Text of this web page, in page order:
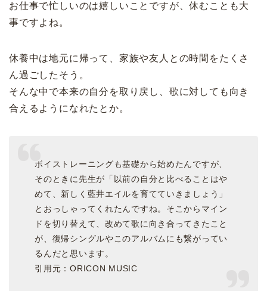
お仕事で忙しいのは嬉しいことですが、休むことも大
事ですよね。
休養中は地元に帰って、家族や友人との時間をたくさ
ん過ごしたそう。
そんな中で本来の自分を取り戻し、歌に対しても向き
合えるようになれたとか。
ボイストレーニングも基礎から始めたんですが、
そのときに先生が「以前の自分と比べることはや
めて、新しく藍井エイルを育てていきましょう」
とおっしゃってくれたんですね。そこからマイン
ドを切り替えて、改めて歌に向き合ってきたこと
が、復帰シングルやこのアルバムにも繋がってい
るんだと思います。
引用元：ORICON MUSIC